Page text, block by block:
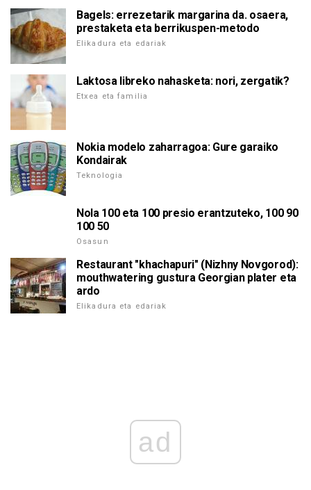
Bagels: errezetarik margarina da. osaera,
prestaketa eta berrikuspen-metodo
Elikadura eta edariak
Laktosa libreko nahasketa: nori, zergatik?
Etxea eta familia
Nokia modelo zaharragoa: Gure garaiko
Kondairak
Teknologia
Nola 100 eta 100 presio erantzuteko, 100 90
100 50
Osasun
Restaurant "khachapuri" (Nizhny Novgorod):
mouthwatering gustura Georgian plater eta
ardo
Elikadura eta edariak
ad